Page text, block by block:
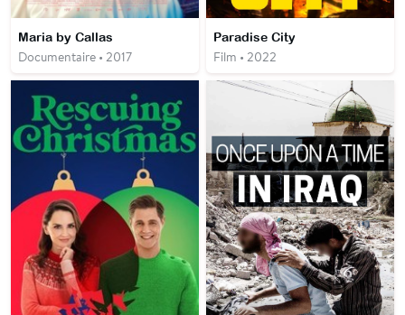
Maria by Callas
Documentaire • 2017
Paradise City
Film • 2022